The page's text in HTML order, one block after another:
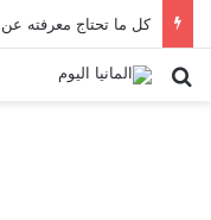
كل ما تحتاج معرفته عن
بحث عن